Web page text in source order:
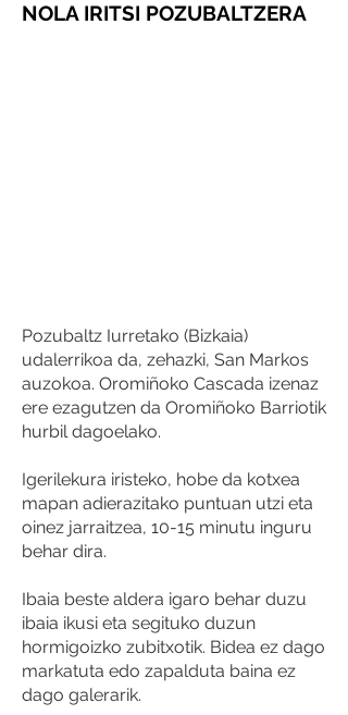
NOLA IRITSI POZUBALTZERA
Pozubaltz Iurretako (Bizkaia)
udalerrikoa da, zehazki, San Markos
auzokoa. Oromiñoko Cascada izenaz
ere ezagutzen da Oromiñoko Barriotik
hurbil dagoelako.
Igerilekura iristeko, hobe da kotxea
mapan adierazitako puntuan utzi eta
oinez jarraitzea, 10-15 minutu inguru
behar dira.
Ibaia beste aldera igaro behar duzu
ibaia ikusi eta segituko duzun
hormigoizko zubitxotik. Bidea ez dago
markatuta edo zapalduta baina ez
dago galerarik.